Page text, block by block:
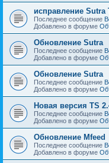
исправление Sutra
Последнее сообщение
Добавлено в форуме
Обновление Sutra
Последнее сообщение
Добавлено в форуме
Обновление Sutra
Последнее сообщение
Добавлено в форуме
Новая версия TS
Последнее сообщение
Добавлено в форуме
Обновление Mfeed
Последнее сообщение
Добавлено в форуме